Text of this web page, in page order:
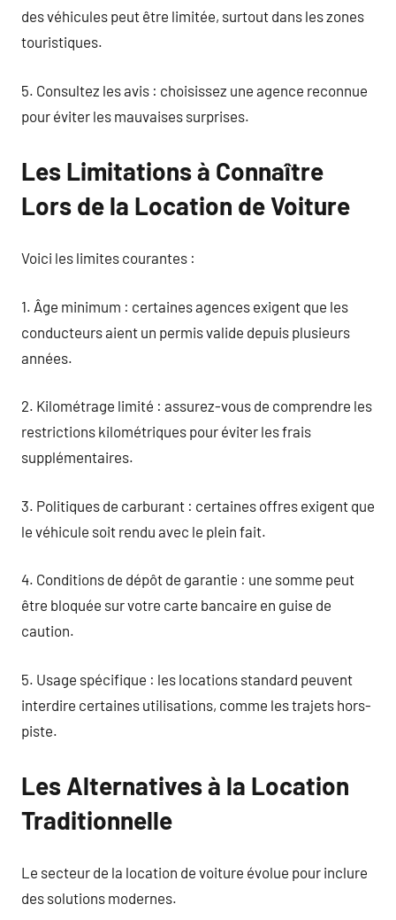
des véhicules peut être limitée, surtout dans les zones
touristiques.
5. Consultez les avis : choisissez une agence reconnue
pour éviter les mauvaises surprises.
Les Limitations à Connaître
Lors de la Location de Voiture
Voici les limites courantes :
1. Âge minimum : certaines agences exigent que les
conducteurs aient un permis valide depuis plusieurs
années.
2. Kilométrage limité : assurez-vous de comprendre les
restrictions kilométriques pour éviter les frais
supplémentaires.
3. Politiques de carburant : certaines offres exigent que
le véhicule soit rendu avec le plein fait.
4. Conditions de dépôt de garantie : une somme peut
être bloquée sur votre carte bancaire en guise de
caution.
5. Usage spécifique : les locations standard peuvent
interdire certaines utilisations, comme les trajets hors-
piste.
Les Alternatives à la Location
Traditionnelle
Le secteur de la location de voiture évolue pour inclure
des solutions modernes.